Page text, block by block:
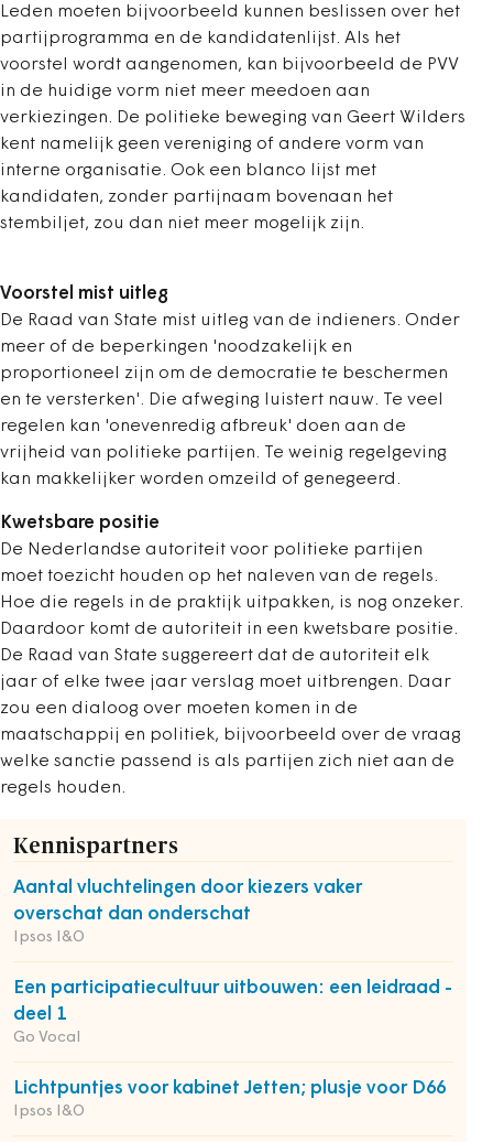
Leden moeten bijvoorbeeld kunnen beslissen over het
partijprogramma en de kandidatenlijst. Als het
voorstel wordt aangenomen, kan bijvoorbeeld de PVV
in de huidige vorm niet meer meedoen aan
verkiezingen. De politieke beweging van Geert Wilders
kent namelijk geen vereniging of andere vorm van
interne organisatie. Ook een blanco lijst met
kandidaten, zonder partijnaam bovenaan het
stembiljet, zou dan niet meer mogelijk zijn.
Voorstel mist uitleg
De Raad van State mist uitleg van de indieners. Onder
meer of de beperkingen 'noodzakelijk en
proportioneel zijn om de democratie te beschermen
en te versterken'. Die afweging luistert nauw. Te veel
regelen kan 'onevenredig afbreuk' doen aan de
vrijheid van politieke partijen. Te weinig regelgeving
kan makkelijker worden omzeild of genegeerd.
Kwetsbare positie
De Nederlandse autoriteit voor politieke partijen
moet toezicht houden op het naleven van de regels.
Hoe die regels in de praktijk uitpakken, is nog onzeker.
Daardoor komt de autoriteit in een kwetsbare positie.
De Raad van State suggereert dat de autoriteit elk
jaar of elke twee jaar verslag moet uitbrengen. Daar
zou een dialoog over moeten komen in de
maatschappij en politiek, bijvoorbeeld over de vraag
welke sanctie passend is als partijen zich niet aan de
regels houden.
Kennispartners
Aantal vluchtelingen door kiezers vaker
overschat dan onderschat
Ipsos I&O
Een participatiecultuur uitbouwen: een leidraad -
deel 1
Go Vocal
Lichtpuntjes voor kabinet Jetten; plusje voor D66
Ipsos I&O